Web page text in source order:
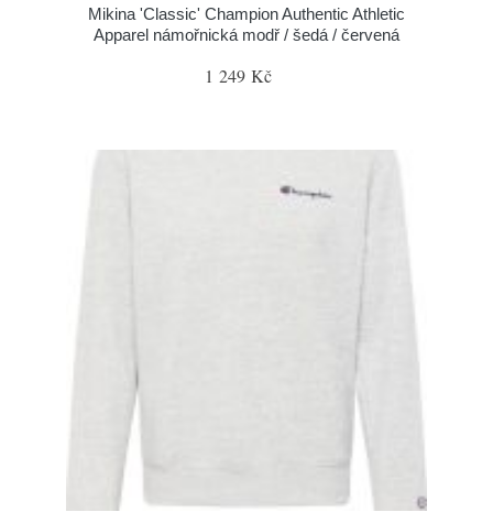
Mikina 'Classic' Champion Authentic Athletic
Apparel námořnická modř / šedá / červená
1 249 Kč